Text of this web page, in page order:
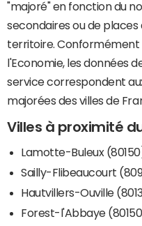
"majoré" en fonction du
secondaires ou de
territoire. Conformément
l'Economie, les données
service correspondent
majorées des villes de
Villes à proximité
Lamotte-Buleux
Sailly-Flibeaucourt
Hautvillers-Ouville
Forest-l'Abbaye